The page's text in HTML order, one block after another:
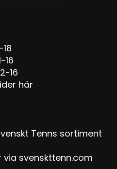
här
Tenns sortiment
via svenskttenn.com